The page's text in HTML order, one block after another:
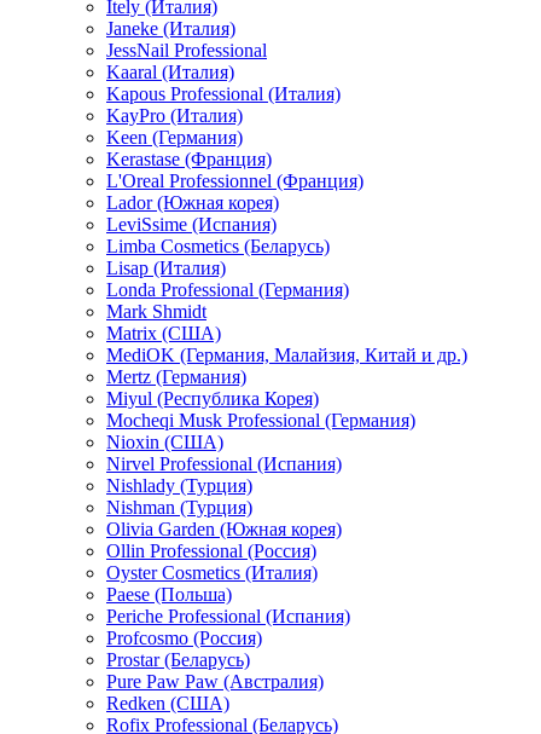
Itely (Италия)
Janeke (Италия)
JessNail Professional
Kaaral (Италия)
Kapous Professional (Италия)
KayPro (Италия)
Keen (Германия)
Kerastase (Франция)
L'Oreal Professionnel (Франция)
Lador (Южная корея)
LeviSsime (Испания)
Limba Cosmetics (Беларусь)
Lisap (Италия)
Londa Professional (Германия)
Mark Shmidt
Matrix (США)
MediOK (Германия, Малайзия, Китай и др.)
Mertz (Германия)
Miyul (Республика Корея)
Mocheqi Musk Professional (Германия)
Nioxin (США)
Nirvel Professional (Испания)
Nishlady (Турция)
Nishman (Турция)
Olivia Garden (Южная корея)
Ollin Professional (Россия)
Oyster Cosmetics (Италия)
Paese (Польша)
Periche Professional (Испания)
Profcosmo (Россия)
Prostar (Беларусь)
Pure Paw Paw (Австралия)
Redken (США)
Rofix Professional (Беларусь)